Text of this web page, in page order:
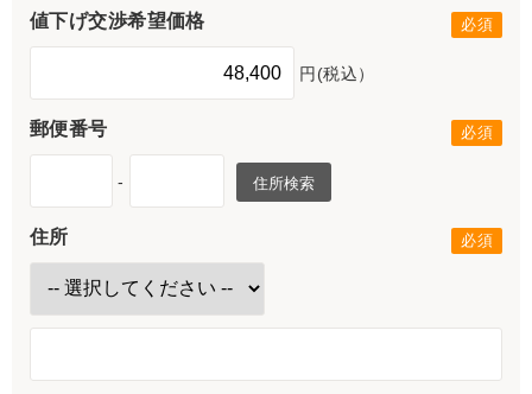
値下げ交渉希望価格
円(税込）
郵便番号
- 住所検索
住所